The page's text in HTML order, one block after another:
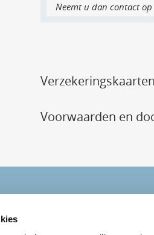
Neemt u dan contact
Verzekeringskaarten
Voorwaarden en